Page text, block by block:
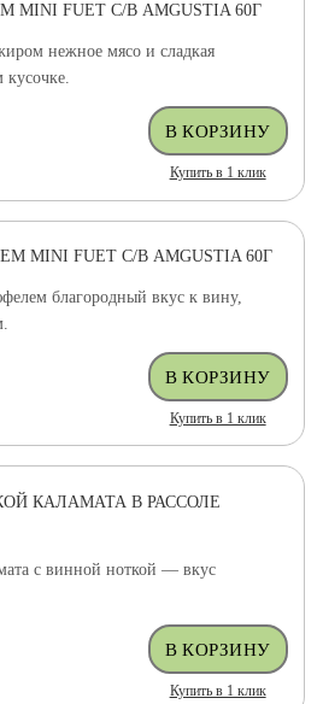
FUET С/В AMGUSTIA 60Г
нежное мясо и сладкая
кусочке.
Купить в 1 клик
MINI FUET С/В AMGUSTIA 60Г
благородный вкус к вину,
Купить в 1 клик
КАЛАМАТА В РАССОЛЕ
с винной ноткой — вкус
Купить в 1 клик